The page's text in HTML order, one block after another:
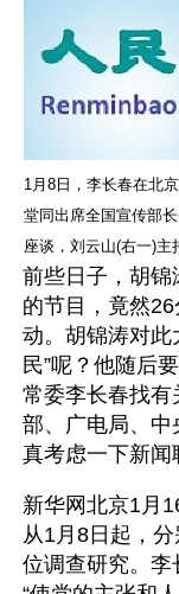
1月8日，李长春在北
堂同出席全国宣传部
座谈，刘云山(右一)主
前些日子，胡
的节目，竟然
动。胡锦涛对此
民”呢？他随后
常委李长春找有
部、广电局、中
真考虑一下新闻
新华网北京1月
从1月8日起，
位调查研究。李